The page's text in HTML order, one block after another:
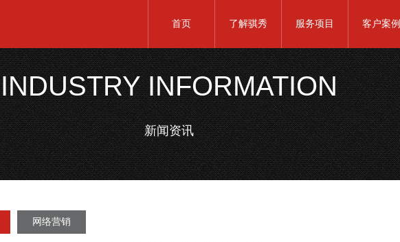
首页 了解骐秀 服务项目 客户案例
INDUSTRY INFORMATION
新闻资讯
网络营销